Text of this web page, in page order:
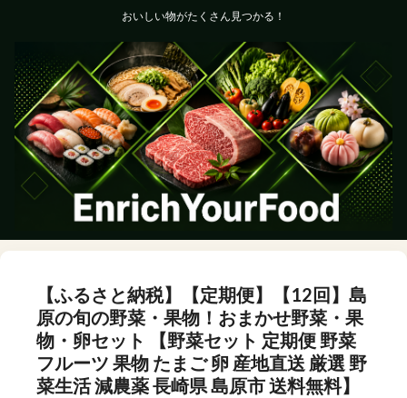
おいしい物がたくさん見つかる！
【ふるさと納税】【定期便】【12回】島
原の旬の野菜・果物！おまかせ野菜・果
物・卵セット 【野菜セット 定期便 野菜
フルーツ 果物 たまご 卵 産地直送 厳選 野
菜生活 減農薬 長崎県 島原市 送料無料】